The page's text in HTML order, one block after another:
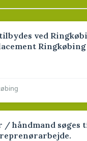
ved
Ringkøbing
/ håndmand søges